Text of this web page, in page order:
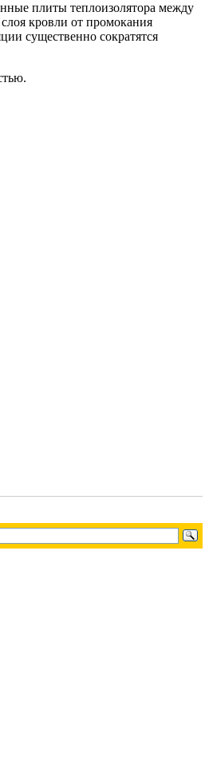
плиты теплоизолятора между
кровли от промокания
существенно сократятся